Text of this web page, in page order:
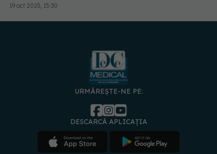
19 oct 2025, 15:30
URMĂREȘTE-NE PE:
DESCARCĂ APLICAȚIA